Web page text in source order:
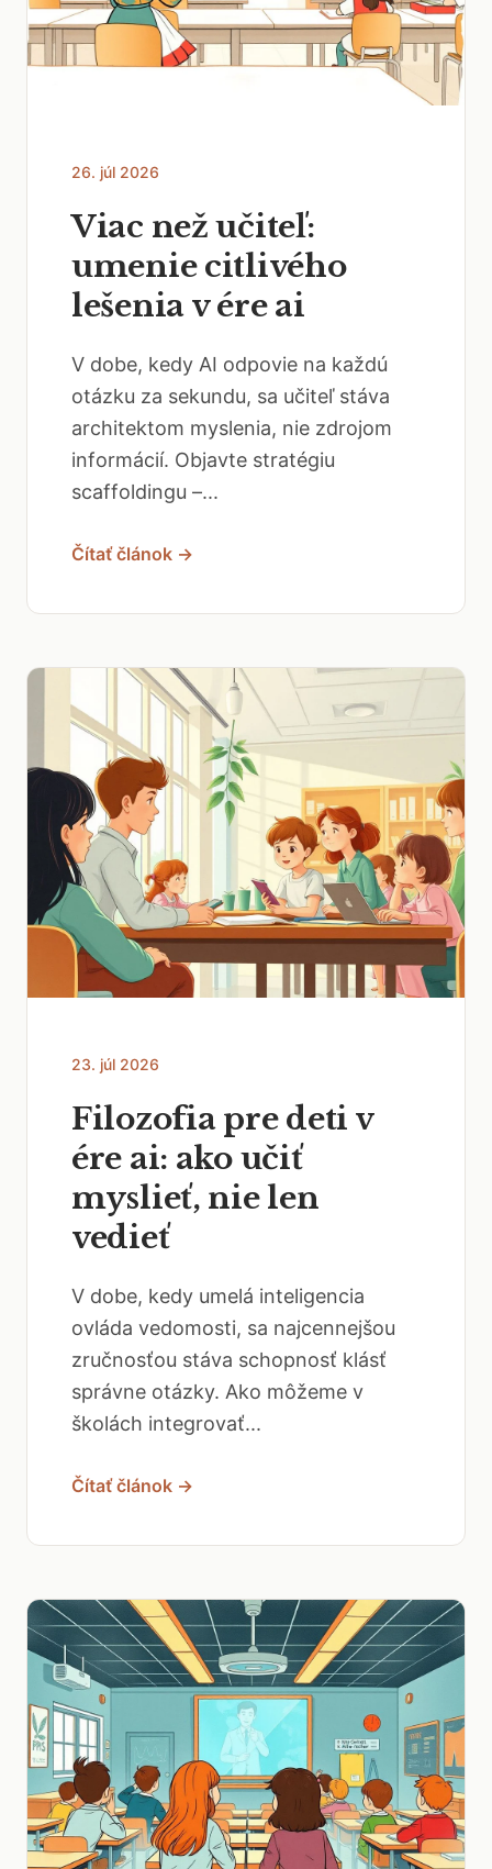
26. júl 2026
Viac než učiteľ:
umenie citlivého
lešenia v ére ai
V dobe, kedy AI odpovie na každú
otázku za sekundu, sa učiteľ stáva
architektom myslenia, nie zdrojom
informácií. Objavte stratégiu
scaffoldingu –...
Čítať článok →
23. júl 2026
Filozofia pre deti v
ére ai: ako učiť
myslieť, nie len
vedieť
V dobe, kedy umelá inteligencia
ovláda vedomosti, sa najcennejšou
zručnosťou stáva schopnosť klásť
správne otázky. Ako môžeme v
školách integrovať...
Čítať článok →